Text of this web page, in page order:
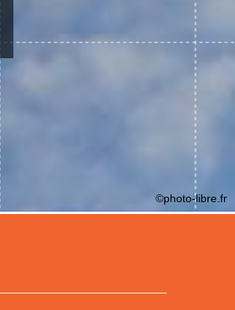
©photo-libre.fr